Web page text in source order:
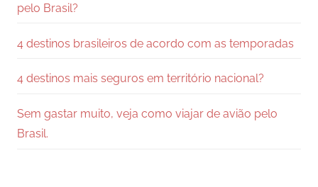
pelo Brasil?
4 destinos brasileiros de acordo com as temporadas
4 destinos mais seguros em território nacional?
Sem gastar muito, veja como viajar de avião pelo
Brasil.